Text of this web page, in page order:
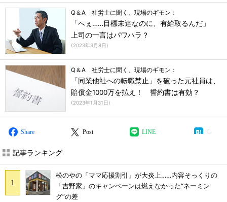
Q＆A 社労士に聞く、現場のギモン：
「へぇ……目標未達なのに、有給取るんだ」
上司の一言はパワハラ？
(2023年3月8日)
Q＆A 社労士に聞く、現場のギモン：
「同業他社への転職禁止」を破った元社員は、
賠償金1000万を払え！ 誓約書は有効？
(2023年1月31日)
Share Post LINE
記事ランキング
松のやの「ママ応援割引」が大炎上……内容そっくりの
「吉野家」のキャンペーンは燃えなかった“ネーミン
グ”の差